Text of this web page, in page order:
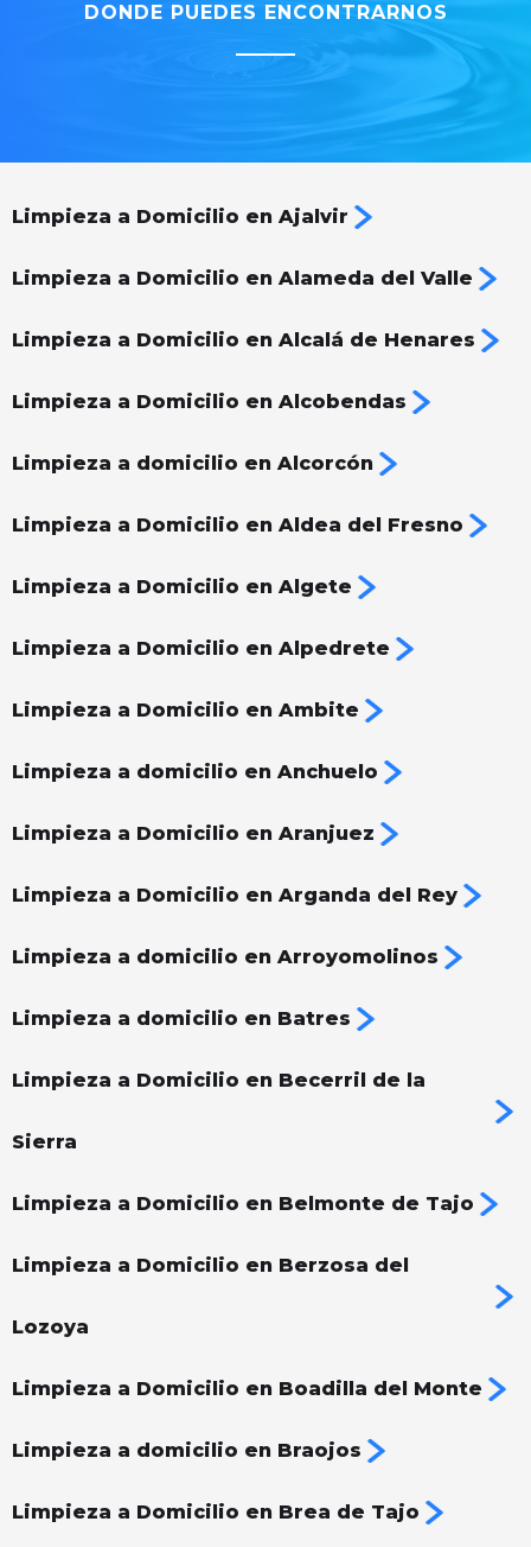
DONDE PUEDES ENCONTRARNOS
Limpieza a Domicilio en Ajalvir
Limpieza a Domicilio en Alameda del Valle
Limpieza a Domicilio en Alcalá de Henares
Limpieza a Domicilio en Alcobendas
Limpieza a domicilio en Alcorcón
Limpieza a Domicilio en Aldea del Fresno
Limpieza a Domicilio en Algete
Limpieza a Domicilio en Alpedrete
Limpieza a Domicilio en Ambite
Limpieza a domicilio en Anchuelo
Limpieza a Domicilio en Aranjuez
Limpieza a Domicilio en Arganda del Rey
Limpieza a domicilio en Arroyomolinos
Limpieza a domicilio en Batres
Limpieza a Domicilio en Becerril de la
Sierra
Limpieza a Domicilio en Belmonte de Tajo
Limpieza a Domicilio en Berzosa del
Lozoya
Limpieza a Domicilio en Boadilla del Monte
Limpieza a domicilio en Braojos
Limpieza a Domicilio en Brea de Tajo